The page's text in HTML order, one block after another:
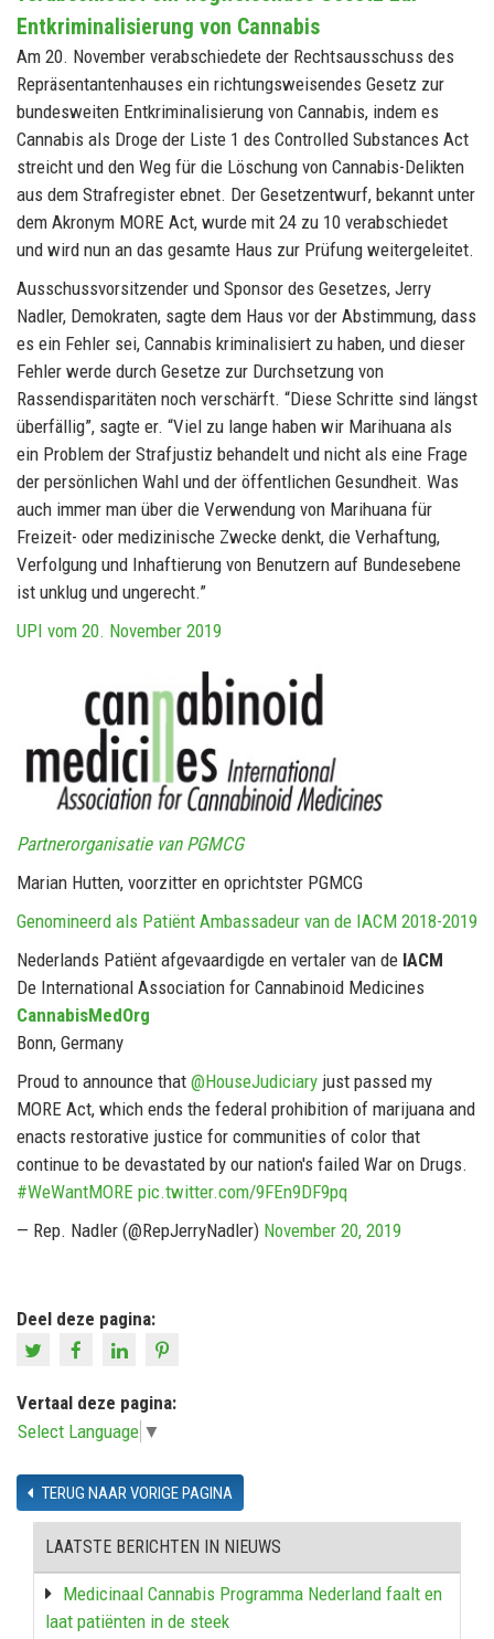
Entkriminalisierung von Cannabis
Am 20. November verabschiedete der Rechtsausschuss des
Repräsentantenhauses ein richtungsweisendes Gesetz zur
bundesweiten Entkriminalisierung von Cannabis, indem es
Cannabis als Droge der Liste 1 des Controlled Substances Act
streicht und den Weg für die Löschung von Cannabis-Delikten
aus dem Strafregister ebnet. Der Gesetzentwurf, bekannt unter
dem Akronym MORE Act, wurde mit 24 zu 10 verabschiedet
und wird nun an das gesamte Haus zur Prüfung weitergeleitet.
Ausschussvorsitzender und Sponsor des Gesetzes, Jerry
Nadler, Demokraten, sagte dem Haus vor der Abstimmung, dass
es ein Fehler sei, Cannabis kriminalisiert zu haben, und dieser
Fehler werde durch Gesetze zur Durchsetzung von
Rassendisparitäten noch verschärft. “Diese Schritte sind längst
überfällig”, sagte er. “Viel zu lange haben wir Marihuana als
ein Problem der Strafjustiz behandelt und nicht als eine Frage
der persönlichen Wahl und der öffentlichen Gesundheit. Was
auch immer man über die Verwendung von Marihuana für
Freizeit- oder medizinische Zwecke denkt, die Verhaftung,
Verfolgung und Inhaftierung von Benutzern auf Bundesebene
ist unklug und ungerecht.”
UPI vom 20. November 2019
Partnerorganisatie van PGMCG
Marian Hutten, voorzitter en oprichtster PGMCG
Genomineerd als Patiënt Ambassadeur van de IACM 2018-2019
Nederlands Patiënt afgevaardigde en vertaler van de IACM
De International Association for Cannabinoid Medicines
CannabisMedOrg
Bonn, Germany
Proud to announce that @HouseJudiciary just passed my
MORE Act, which ends the federal prohibition of marijuana and
enacts restorative justice for communities of color that
continue to be devastated by our nation's failed War on Drugs.
#WeWantMORE pic.twitter.com/9FEn9DF9pq
— Rep. Nadler (@RepJerryNadler) November 20, 2019
Deel deze pagina:
Vertaal deze pagina:
Select Language ▼
TERUG NAAR VORIGE PAGINA
LAATSTE BERICHTEN IN NIEUWS
Medicinaal Cannabis Programma Nederland faalt en
laat patiënten in de steek